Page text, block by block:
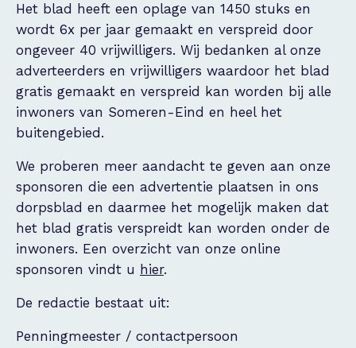
Het blad heeft een oplage van 1450 stuks en
wordt 6x per jaar gemaakt en verspreid door
ongeveer 40 vrijwilligers. Wij bedanken al onze
adverteerders en vrijwilligers waardoor het blad
gratis gemaakt en verspreid kan worden bij alle
inwoners van Someren-Eind en heel het
buitengebied.
We proberen meer aandacht te geven aan onze
sponsoren die een advertentie plaatsen in ons
dorpsblad en daarmee het mogelijk maken dat
het blad gratis verspreidt kan worden onder de
inwoners. Een overzicht van onze online
sponsoren vindt u hier.
De redactie bestaat uit:
Penningmeester / contactpersoon